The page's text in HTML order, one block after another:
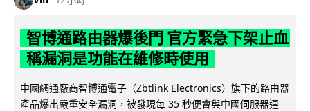
智博通路由器爆後門 官方緊急下架止血
稱漏洞是功能在維修時使用
中國網通廠商智博通電子（Zbtlink Electronics）旗下的路由器
產品爆出嚴重安全漏洞，被發現每 35 秒便會與中國伺服器連